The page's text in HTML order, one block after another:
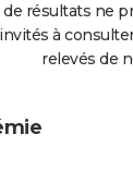
résultats ne
à
relevés de